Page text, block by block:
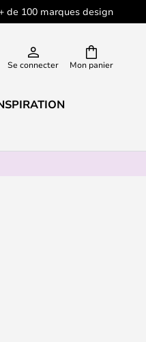
de 100 marques design
Mon panier
Se connecter